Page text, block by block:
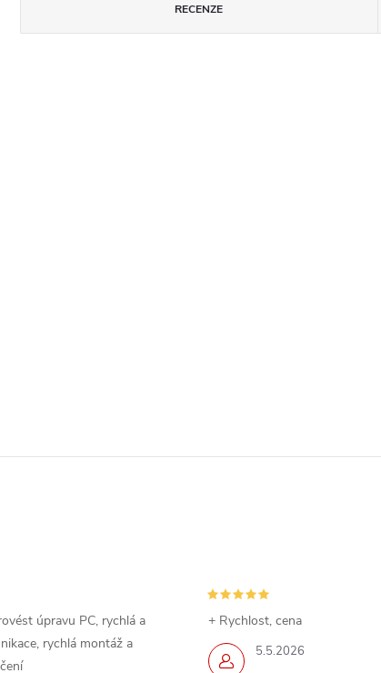
RECENZE
úpravu PC, rychlá a
rychlá montáž a
5.5.2026
+ Rychlost, cena